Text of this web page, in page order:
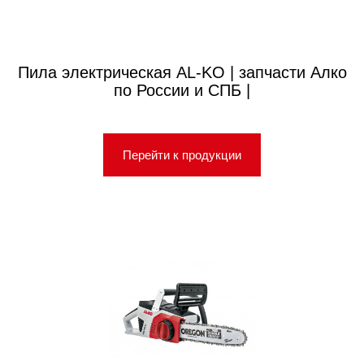
Пила электрическая AL-KO | запчасти Алко
по России и СПБ |
Перейти к продукции